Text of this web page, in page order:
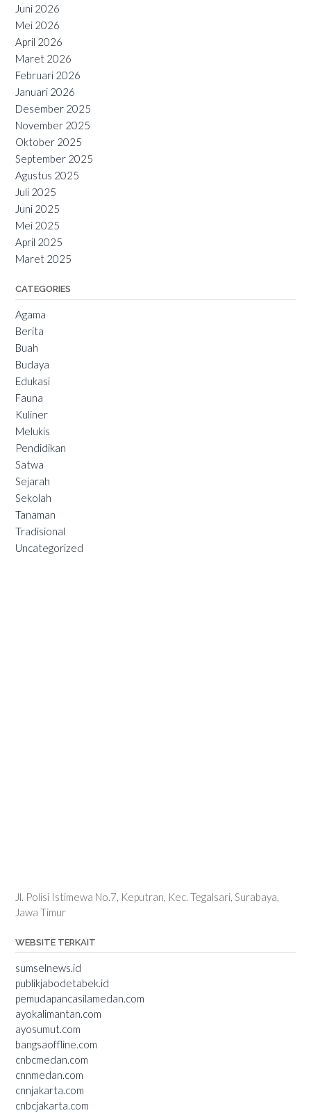
Juni 2026
Mei 2026
April 2026
Maret 2026
Februari 2026
Januari 2026
Desember 2025
November 2025
Oktober 2025
September 2025
Agustus 2025
Juli 2025
Juni 2025
Mei 2025
April 2025
Maret 2025
CATEGORIES
Agama
Berita
Buah
Budaya
Edukasi
Fauna
Kuliner
Melukis
Pendidikan
Satwa
Sejarah
Sekolah
Tanaman
Tradisional
Uncategorized
Jl. Polisi Istimewa No.7, Keputran, Kec. Tegalsari, Surabaya,
Jawa Timur
WEBSITE TERKAIT
sumselnews.id
publikjabodetabek.id
pemudapancasilamedan.com
ayokalimantan.com
ayosumut.com
bangsaoffline.com
cnbcmedan.com
cnnmedan.com
cnnjakarta.com
cnbcjakarta.com